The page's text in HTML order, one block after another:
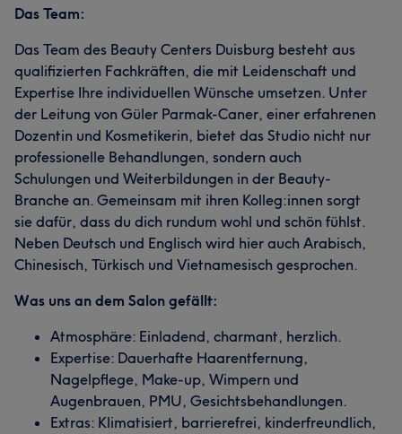
Das Team:
Das Team des Beauty Centers Duisburg besteht aus
qualifizierten Fachkräften, die mit Leidenschaft und
Expertise Ihre individuellen Wünsche umsetzen. Unter
der Leitung von Güler Parmak-Caner, einer erfahrenen
Dozentin und Kosmetikerin, bietet das Studio nicht nur
professionelle Behandlungen, sondern auch
Schulungen und Weiterbildungen in der Beauty-
Branche an. Gemeinsam mit ihren Kolleg:innen sorgt
sie dafür, dass du dich rundum wohl und schön fühlst.
Neben Deutsch und Englisch wird hier auch Arabisch,
Chinesisch, Türkisch und Vietnamesisch gesprochen.
Was uns an dem Salon gefällt:
Atmosphäre: Einladend, charmant, herzlich.
Expertise: Dauerhafte Haarentfernung,
Nagelpflege, Make-up, Wimpern und
Augenbrauen, PMU, Gesichtsbehandlungen.
Extras: Klimatisiert, barrierefrei, kinderfreundlich,